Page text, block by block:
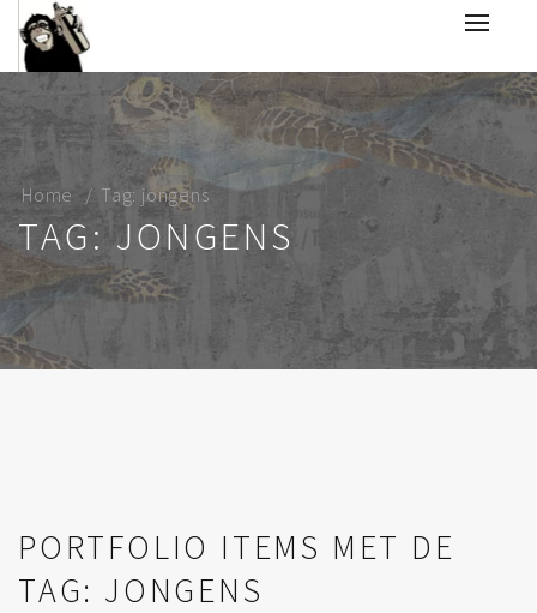
Home Tag: jongens
TAG: JONGENS
PORTFOLIO ITEMS MET DE
TAG: JONGENS